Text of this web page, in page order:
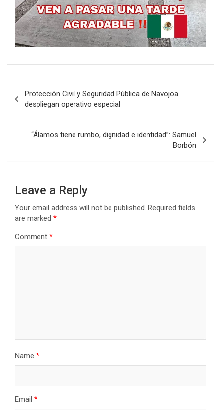
navigation
Protección Civil y Seguridad Pública de Navojoa
despliegan operativo especial
“Álamos tiene rumbo, dignidad e identidad”: Samuel
Borbón
Leave a Reply
Your email address will not be published. Required fields
are marked *
Comment *
Name *
Email *